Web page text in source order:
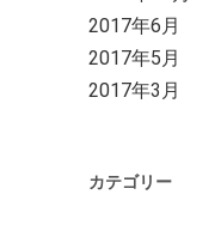
2017年6月
2017年5月
2017年3月
カテゴリー